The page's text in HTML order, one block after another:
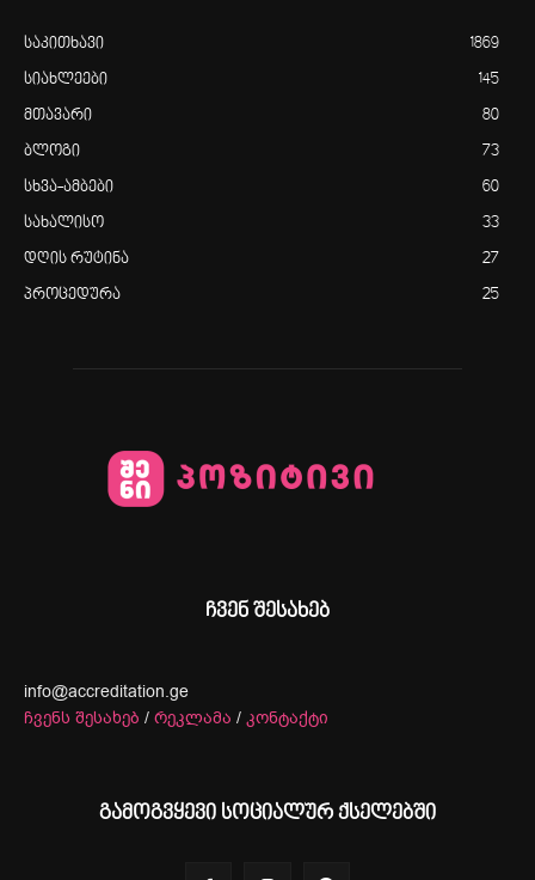
საკითხავი 1869
სიახლეები 145
მთავარი 80
ბლოგი 73
სხვა-ამბები 60
სახალისო 33
დღის რუტინა 27
პროცედურა 25
ჩვენ შესახებ
info@accreditation.ge
ჩვენს შესახებ / რეკლამა / კონტაქტი
გამოგვყევი სოციალურ ქსელებში